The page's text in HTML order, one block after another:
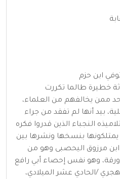
ابن حزم
خطيرة طالما تكررت
ممن يخالفهم من العلماء،
بيد أنها لم تفقد من جراء
النجباء الذين قدروا فكره
يمتلكونها بنسخها ونشرها بين
ابن مرزوق اليحصبى وهو من
ورقة، وهو نفس إحصاء أبي رافع
/الحادي عشر الميلادي،